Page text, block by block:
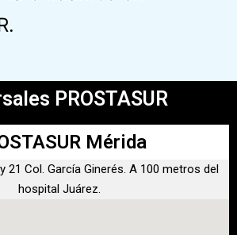
PROSTASUR
Mérida
21 Col. García Ginerés. A 100 metros del
hospital Juárez.